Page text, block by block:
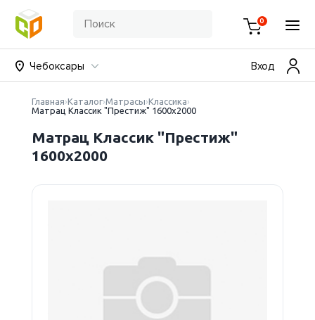
0
Чебоксары Вход
Главная Каталог Матрасы Классика
Матрац Классик "Престиж" 1600х2000
Матрац Классик "Престиж"
1600х2000